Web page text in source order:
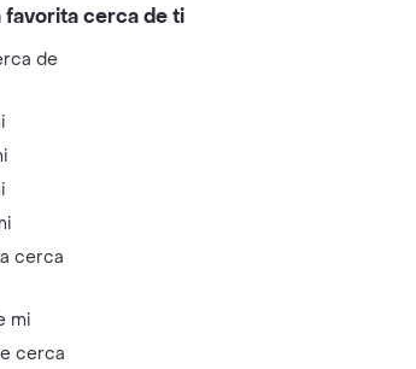
favorita cerca de ti
de
cerca
mi
cerca